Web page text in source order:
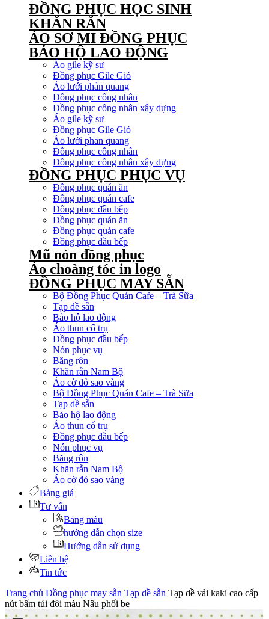
ĐỒNG PHỤC HỌC SINH
KHĂN RẰN
ÁO SƠ MI ĐỒNG PHỤC
BẢO HỘ LAO ĐỘNG
Áo gile kỹ sư
Đồng phục Gile Gió
Áo lưới phản quang
Đồng phục công nhân
Đồng phục công nhân xây dựng
Áo gile kỹ sư
Đồng phục Gile Gió
Áo lưới phản quang
Đồng phục công nhân
Đồng phục công nhân xây dựng
ĐỒNG PHỤC PHỤC VỤ
Đồng phục quán ăn
Đồng phục quán cafe
Đồng phục đầu bếp
Đồng phục quán ăn
Đồng phục quán cafe
Đồng phục đầu bếp
Mũ nón đồng phục
Áo choàng tóc in logo
ĐỒNG PHỤC MAY SẴN
Bộ Đồng Phục Quán Cafe – Trà Sữa
Tạp dề sẵn
Bảo hộ lao động
Áo thun cổ trụ
Đồng phục đầu bếp
Nón phục vụ
Băng rôn
Khăn rằn Nam Bộ
Áo cờ đỏ sao vàng
Bộ Đồng Phục Quán Cafe – Trà Sữa
Tạp dề sẵn
Bảo hộ lao động
Áo thun cổ trụ
Đồng phục đầu bếp
Nón phục vụ
Băng rôn
Khăn rằn Nam Bộ
Áo cờ đỏ sao vàng
Bảng giá
Tư vấn
Bảng màu
hướng dẫn chọn size
Hướng dẫn sử dụng
Liên hệ
Tin tức
Trang chủ Đồng phục may sẵn Tạp dề sẵn Tạp dề vải kaki cao cấp
nút bấm túi đôi màu Nâu phối be